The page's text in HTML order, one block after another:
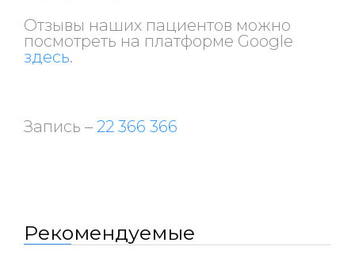
Отзывы наших пациентов можно
посмотреть на платформе Google
здесь.
Запись – 22 366 366
Рекомендуемые